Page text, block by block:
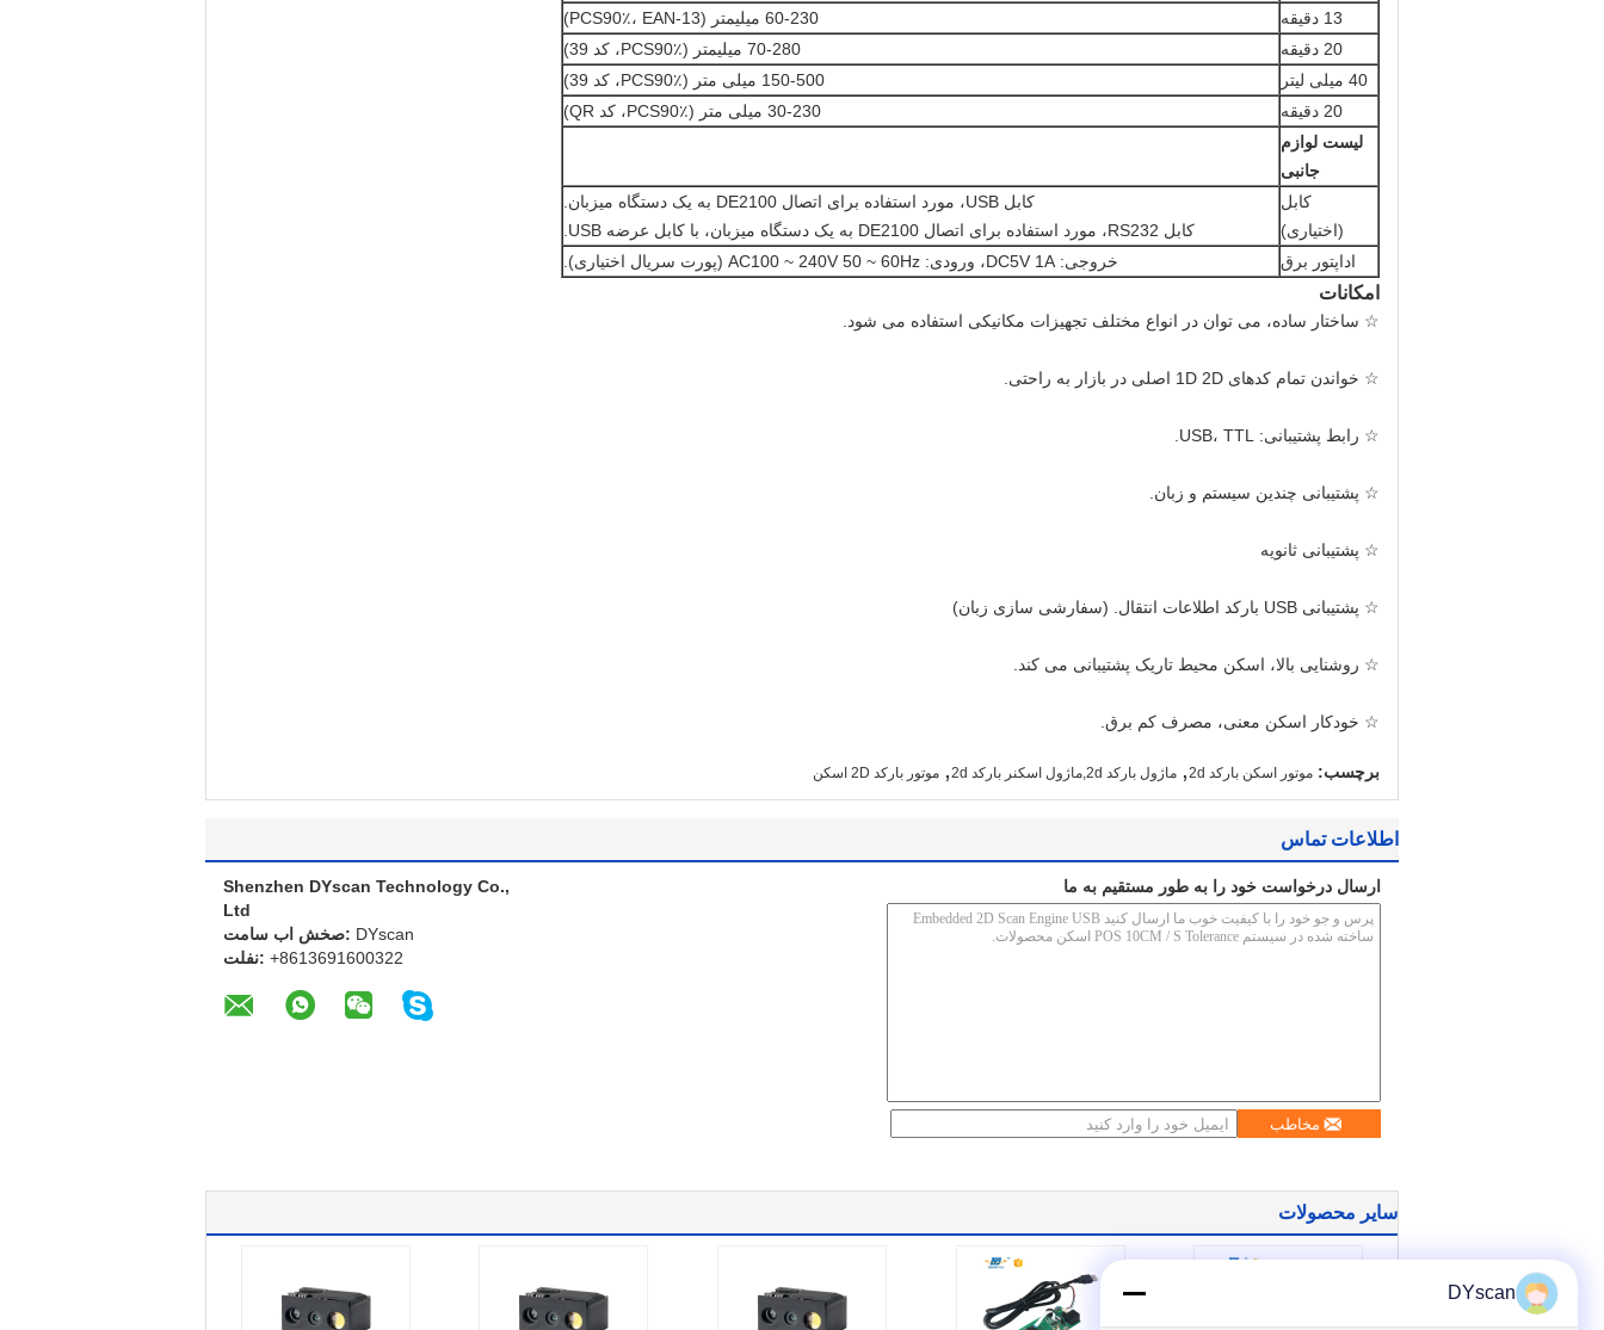
13 دقیقه
60-230 میلیمتر (PCS90٪، EAN-13)
20 دقیقه
70-280 میلیمتر (PCS90٪، کد 39)
40 میلی لیتر
150-500 میلی متر (PCS90٪، کد 39)
20 دقیقه
30-230 میلی متر (PCS90٪، کد QR)
لیست لوازم
جانبی
کابل
(اختیاری)
کابل USB، مورد استفاده برای اتصال DE2100 به یک دستگاه میزبان.
کابل RS232، مورد استفاده برای اتصال DE2100 به یک دستگاه میزبان، با کابل عرضه USB.
اداپتور برق
خروجی: DC5V 1A، ورودی: AC100 ~ 240V 50 ~ 60Hz (پورت سریال اختیاری).
امکانات
☆ ساختار ساده، می توان در انواع مختلف تجهیزات مکانیکی استفاده می شود.
☆ خواندن تمام کدهای 1D 2D اصلی در بازار به راحتی.
☆ رابط پشتیبانی: USB، TTL.
☆ پشتیبانی چندین سیستم و زبان.
☆ پشتیبانی ثانویه
☆ پشتیبانی USB بارکد اطلاعات انتقال. (سفارشی سازی زبان)
☆ روشنایی بالا، اسکن محیط تاریک پشتیبانی می کند.
☆ خودکار اسکن معنی، مصرف کم برق.
برچسب: موتور اسکن بارکد 2d , ماژول بارکد 2d,ماژول اسکنر بارکد 2d , موتور بارکد 2D اسکن
اطلاعات تماس
Shenzhen DYscan Technology Co.,
Ltd
تماس با شخص: DYscan
تلفن: +8613691600322
ارسال درخواست خود را به طور مستقیم به ما
مخاطب
سایر محصولات
DYscan